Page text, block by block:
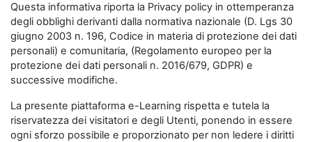
Questa informativa riporta la Privacy policy in ottemperanza
degli obblighi derivanti dalla normativa nazionale (D. Lgs 30
giugno 2003 n. 196, Codice in materia di protezione dei dati
personali) e comunitaria, (Regolamento europeo per la
protezione dei dati personali n. 2016/679, GDPR) e
successive modifiche.
La presente piattaforma e-Learning rispetta e tutela la
riservatezza dei visitatori e degli Utenti, ponendo in essere
ogni sforzo possibile e proporzionato per non ledere i diritti